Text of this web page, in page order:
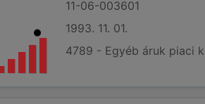
11-06-003601
1993. 11. 01.
4789 - Egyéb áruk piaci